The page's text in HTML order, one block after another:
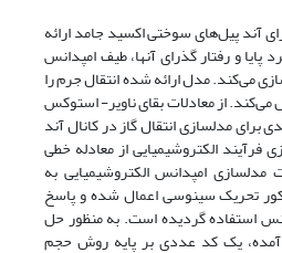
آند پیل‌های سوختی اکسید جامد ارائه
و رفتار گذرای آنها، طیف امپدانس
می‌کند. مدل ارائه شده انتقال جرم را
می‌کند. از معادلات بقای ناویر- استوکس
برای مدلسازی انتقال گاز در کانال آند
فرآیند الکتروشیمیایی از معادله خطی
امپدانس الکتروشیمیایی به
تحریک سینوسی اعمال شده و پاسخ
استفاده گردیده است. به منظور حل
یک کد عددی بر پایه روش حجم